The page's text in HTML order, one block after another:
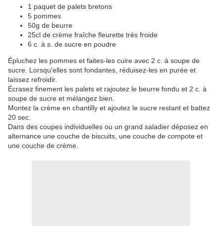
1 paquet de palets bretons
5 pommes
50g de beurre
25cl de crème fraîche fleurette très froide
6 c. à s. de sucre en poudre
Épluchez les pommes et faites-les cuire avec 2 c. à soupe de
sucre. Lorsqu'elles sont fondantes, réduisez-les en purée et
laissez refroidir.
Écrasez finement les palets et rajoutez le beurre fondu et 2 c. à
soupe de sucre et mélangez bien.
Montez la crème en chantilly et ajoutez le sucre restant et battez
20 sec.
Dans des coupes individuelles ou un grand saladier déposez en
alternance une couche de biscuits, une couche de compote et
une couche de crème.